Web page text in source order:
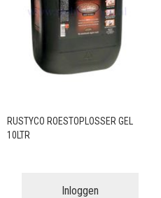
RUSTYCO ROESTOPLOSSER GEL
10LTR
Inloggen